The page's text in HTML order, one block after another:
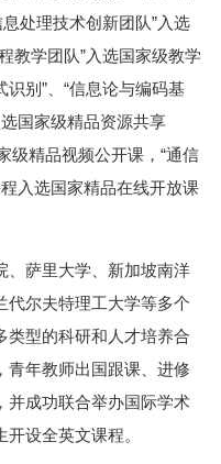
处理技术创新团队”入选
教学团队”入选国家级教学
识别”、“信息论与编码基
国家级精品资源共享
级精品视频公开课，“通信
入选国家精品在线开放课
、萨里大学、新加坡南洋
代尔夫特理工大学等多个
类型的科研和人才培养合
青年教师出国跟课、进修
并成功联合举办国际学术
设全英文课程。